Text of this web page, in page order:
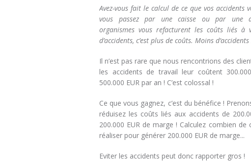
Avez-vous fait le calcul de ce que vos accidents
vous passez par une caisse ou par une
organismes vous refacturent les coûts liés à
d’accidents, c’est plus de coûts. Moins
Il n’est pas rare que nous rencontrions des
les accidents de travail leur coûtent
500.000 EUR par an ! C’est colossal !
Ce que vous gagnez, c’est du bénéfice !
réduisez les coûts liés aux accidents de
200.000 EUR de marge ! Calculez combien de
réaliser pour générer 200.000 EUR de marge...
Eviter les accidents peut donc rapporter gros !